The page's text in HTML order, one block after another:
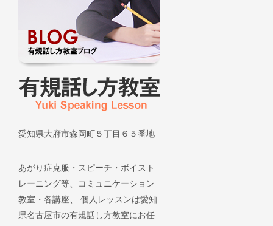
愛知県大府市森岡町５丁目６５番地
あがり症克服・スピーチ・ボイスト
レーニング等、コミュニケーション
教室・各講座、 個人レッスンは愛知
県名古屋市の有規話し方教室にお任